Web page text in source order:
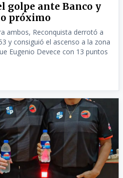
golpe ante Banco y
próximo
ambos, Reconquista derrotó a
y consiguió el ascenso a la zona
Eugenio Devece con 13 puntos